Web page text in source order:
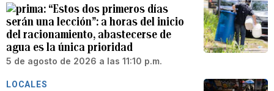
“Estos dos primeros días
serán una lección”: a horas del inicio
del racionamiento, abastecerse de
agua es la única prioridad
5 de agosto de 2026 a las 11:10 p.m.
LOCALES